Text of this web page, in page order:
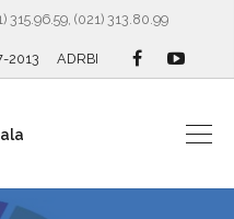
(021) 313.80.99
2013 ADRBI